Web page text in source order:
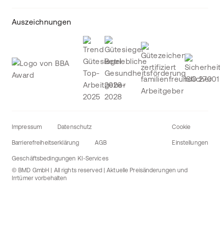
Auszeichnungen
Impressum Datenschutz
Barrierefreiheitserklärung AGB
Geschäftsbedingungen KI-Services
Cookie
Einstellungen
© BMD GmbH | All rights reserved | Aktuelle Preisänderungen und
Irrtümer vorbehalten